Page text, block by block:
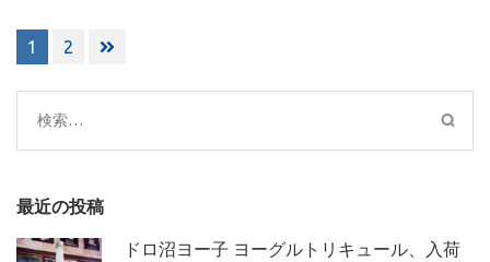
投
稿
ナ
ビ
ゲ
シ
ョ
ン
1 2
検
索:
最近の投稿
ドロ沼ヨー子 ヨーグルトリキュール、入荷